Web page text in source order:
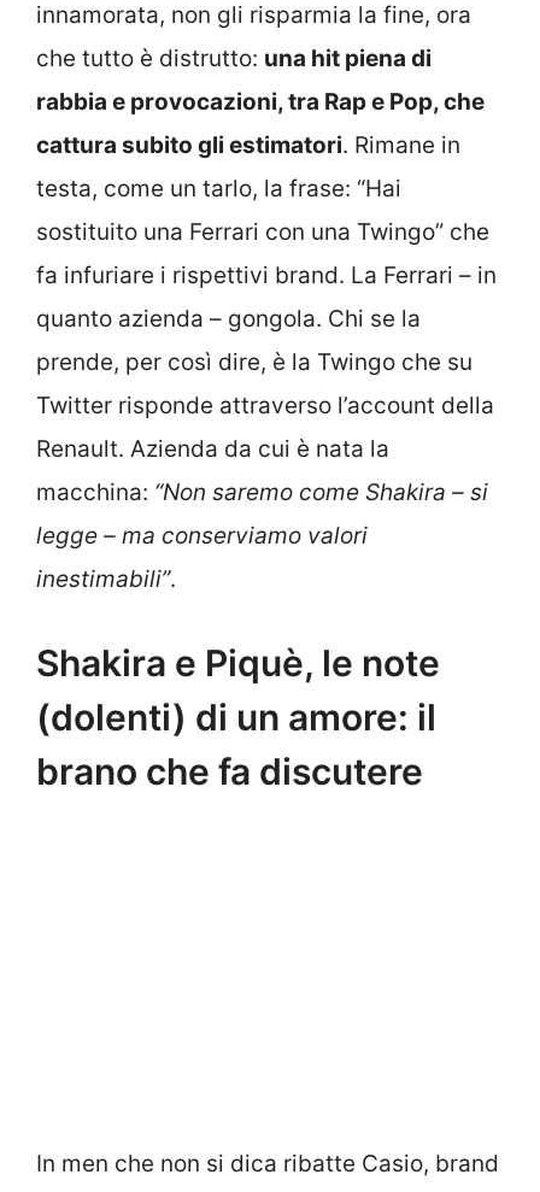
innamorata, non gli risparmia la fine, ora
che tutto è distrutto: una hit piena di
rabbia e provocazioni, tra Rap e Pop, che
cattura subito gli estimatori. Rimane in
testa, come un tarlo, la frase: “Hai
sostituito una Ferrari con una Twingo” che
fa infuriare i rispettivi brand. La Ferrari – in
quanto azienda – gongola. Chi se la
prende, per così dire, è la Twingo che su
Twitter risponde attraverso l’account della
Renault. Azienda da cui è nata la
macchina: “Non saremo come Shakira – si
legge – ma conserviamo valori
inestimabili”.
Shakira e Piquè, le note
(dolenti) di un amore: il
brano che fa discutere
In men che non si dica ribatte Casio, brand